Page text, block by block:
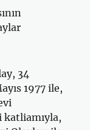
34
1977 ile,
katliamıyla,